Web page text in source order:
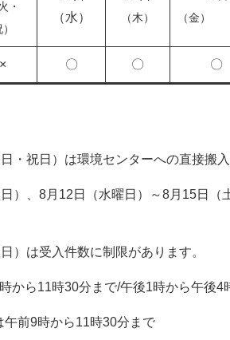
・
（水）​
（木）
（金
× 〇 〇 〇
・祝日）は環境センターへの直接搬入
日）、8月12日（水曜日）～8月15日（
）は受入件数に制限があります。
から11時30分まで/午後1時から午後4
前9時から11時30分まで